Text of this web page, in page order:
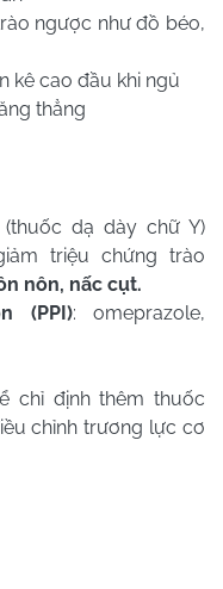
ngược như đồ béo,
kê cao đầu khi ngủ
thẳng
(thuốc dạ dày chữ Y)
triệu chứng trào
nôn, nấc cụt.
(PPI): omeprazole,
chỉ định thêm thuốc
chỉnh trương lực cơ